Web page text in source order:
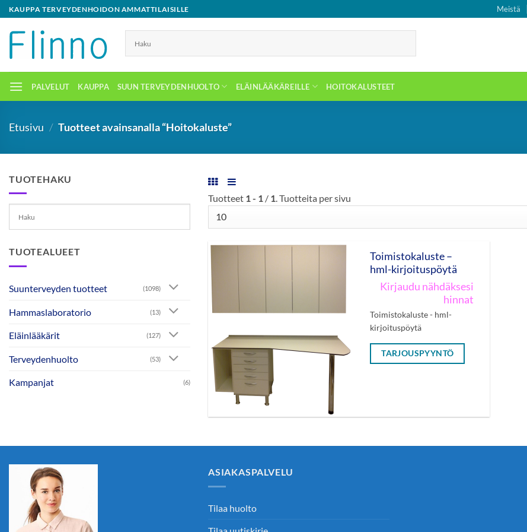
Skip
to
content
KAUPPA TERVEYDENHOIDON AMMATTILAISILLE Meistä
PALVELUT KAUPPA SUUN TERVEYDENHUOLTO ELÄINLÄÄKÄREILLE HOITOKALUSTEET
Etusivu / Tuotteet avainsanalla “Hoitokaluste”
TUOTEHAKU
TUOTEALUEET
Suunterveyden tuotteet (1098)
Hammaslaboratorio (13)
Eläinlääkärit (127)
Terveydenhuolto (53)
Kampanjat (6)
Tuotteet 1 - 1 / 1. Tuotteita per sivu
Toimistokaluste –
hml-kirjoituspöytä
Kirjaudu nähdäksesi
hinnat
Toimistokaluste - hml-
kirjoituspöytä
TARJOUSPYYNTÖ
ASIAKASPALVELU
Tilaa huolto